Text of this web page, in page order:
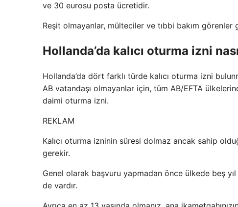
ve 30 eurosu posta ücretidir.
Reşit olmayanlar, mülteciler ve tıbbi bakım görenler
Hollanda’da kalıcı oturma izni
Hollanda’da dört farklı türde kalıcı oturma izni
AB vatandaşı olmayanlar için, tüm AB/EFTA
daimi oturma izni.
REKLAM
Kalıcı oturma izninin süresi dolmaz ancak sahip
gerekir.
Genel olarak başvuru yapmadan önce ülkede beş
de vardır.